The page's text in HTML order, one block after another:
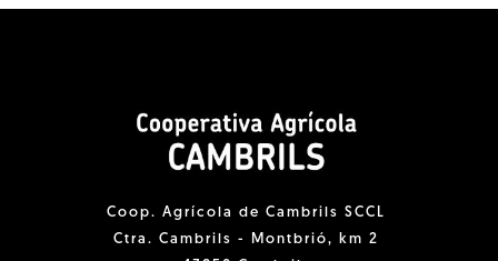
Coop. Agrícola de Cambrils SCCL
Ctra. Cambrils - Montbrió, km 2